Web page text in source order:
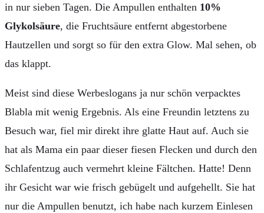
in nur sieben Tagen. Die Ampullen enthalten 10%
Glykolsäure, die Fruchtsäure entfernt abgestorbene
Hautzellen und sorgt so für den extra Glow. Mal sehen, ob
das klappt.
Meist sind diese Werbeslogans ja nur schön verpacktes
Blabla mit wenig Ergebnis. Als eine Freundin letztens zu
Besuch war, fiel mir direkt ihre glatte Haut auf. Auch sie
hat als Mama ein paar dieser fiesen Flecken und durch den
Schlafentzug auch vermehrt kleine Fältchen. Hatte! Denn
ihr Gesicht war wie frisch gebügelt und aufgehellt. Sie hat
nur die Ampullen benutzt, ich habe nach kurzem Einlesen